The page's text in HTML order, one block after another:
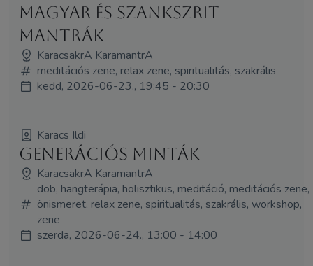
magyar és szankszrit
mantrák
KaracsakrA KaramantrA
meditációs zene, relax zene, spiritualitás, szakrális
kedd, 2026-06-23., 19:45 - 20:30
Karacs Ildi
Generációs minták
KaracsakrA KaramantrA
dob, hangterápia, holisztikus, meditáció, meditációs zene,
önismeret, relax zene, spiritualitás, szakrális, workshop,
zene
szerda, 2026-06-24., 13:00 - 14:00